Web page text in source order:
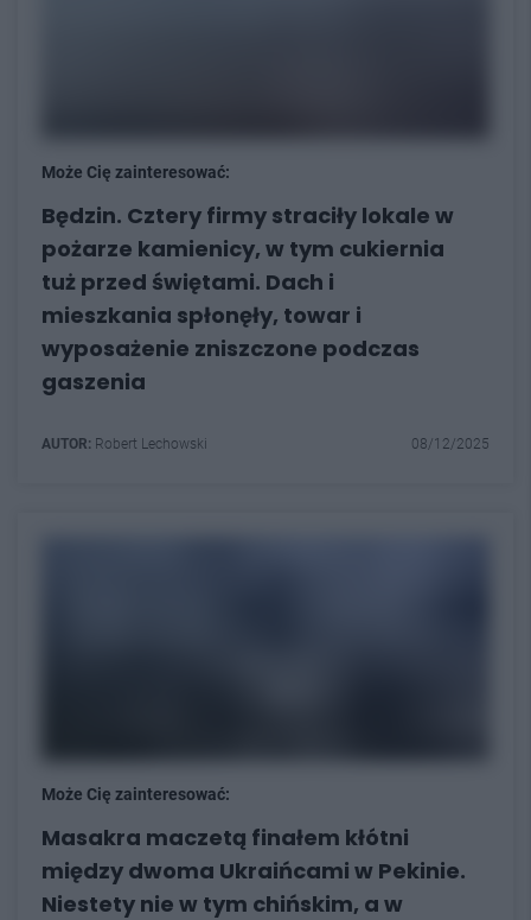
Może Cię zainteresować:
Będzin. Cztery firmy straciły lokale w
pożarze kamienicy, w tym cukiernia
tuż przed świętami. Dach i
mieszkania spłonęły, towar i
wyposażenie zniszczone podczas
gaszenia
AUTOR: Robert Lechowski 08/12/2025
Może Cię zainteresować:
Masakra maczetą finałem kłótni
między dwoma Ukraińcami w Pekinie.
Niestety nie w tym chińskim, a w